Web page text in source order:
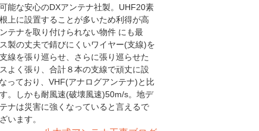
能な安心のDXアンテナ社製。UHF20素
上に設置することが多いため利得が高
テナを取り付けられない物件 にも最
製の丈夫で錆びにくいワイヤー(支線)を
線を張り巡らせ、さらに張り巡らせた
よく張り、合計８本の支線で頑丈に設
っており、VHF(アナログアンテナ)と比
。しかも耐風速(破壊風速)50m/s。地デ
ナは災害に強くなっていると言えるで
います。